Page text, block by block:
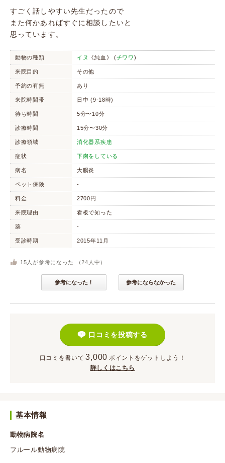
すごく話しやすい先生だったので
また何かあればすぐに相談したいと
思っています。
動物の種類 イヌ 《純血》 (チワワ)
来院目的 その他
予約の有無 あり
来院時間帯 日中 (9-18時)
待ち時間 5分〜10分
診療時間 15分〜30分
診療領域 消化器系疾患
症状 下痢をしている
病名 大腸炎
ペット保険 -
料金 2700円
来院理由 看板で知った
薬 -
受診時期 2015年11月
15 人が参考になった （24 人中）
参考になった！ 参考にならなかった
口コミを投稿する
口コミを書いて 3,000 ポイント をゲットしよう！
詳しくはこちら
基本情報
動物病院名
フルール動物病院